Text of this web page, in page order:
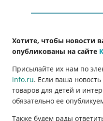
Хотите, чтобы новости
опубликованы на сайте
Присылайте их нам по
info.ru. Если ваша
товаров для детей и
обязательно ее
Также будем рады